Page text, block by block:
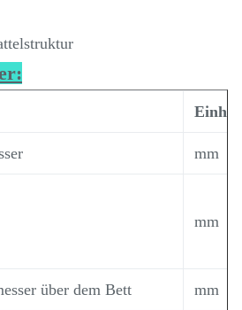
mm
mm
über dem Bett mm